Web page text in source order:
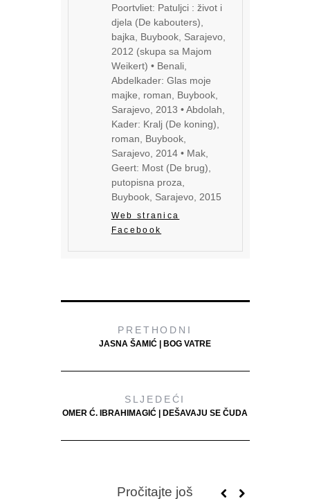
Poortvliet: Patuljci : život i
djela (De kabouters),
bajka, Buybook, Sarajevo,
2012 (skupa sa Majom
Weikert) • Benali,
Abdelkader: Glas moje
majke, roman, Buybook,
Sarajevo, 2013 • Abdolah,
Kader: Kralj (De koning),
roman, Buybook,
Sarajevo, 2014 • Mak,
Geert: Most (De brug),
putopisna proza,
Buybook, Sarajevo, 2015
Web stranica
Facebook
PRETHODNI
JASNA ŠAMIĆ | BOG VATRE
SLJEDEĆI
OMER Ć. IBRAHIMAGIĆ | DEŠAVAJU SE ČUDA
Pročitajte još